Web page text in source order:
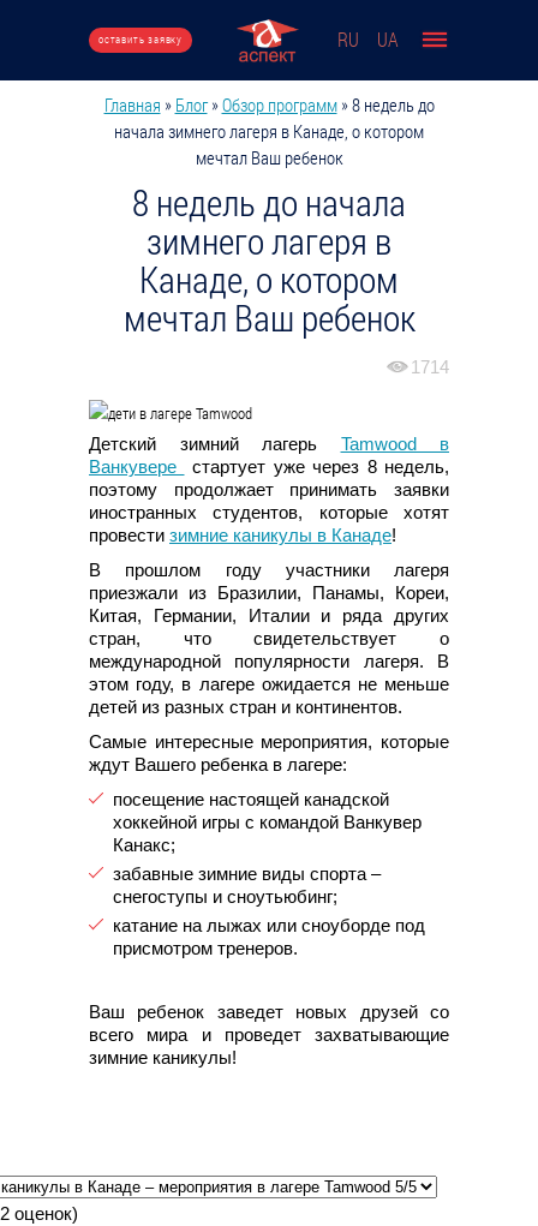
оставить заявку RU UA
Вы здесь
Главная » Блог »Обзор программ »8 недель до
начала зимнего лагеря в Канаде, о котором
мечтал Ваш ребенок
8 недель до начала
зимнего лагеря в
Канаде, о котором
мечтал Ваш ребенок
1714
Детский зимний лагерь Tamwood в
Ванкувере
стартует уже через 8 недель,
поэтому продолжает принимать заявки
иностранных студентов, которые хотят
провести зимние каникулы в Канаде!
В прошлом году участники лагеря
приезжали из Бразилии, Панамы, Кореи,
Китая, Германии, Италии и ряда других
стран, что свидетельствует о
международной популярности лагеря. В
этом году, в лагере ожидается не меньше
детей из разных стран и континентов.
Самые интересные мероприятия, которые
ждут Вашего ребенка в лагере:
посещение настоящей канадской
хоккейной игры с командой Ванкувер
Канакс;
забавные зимние виды спорта –
снегоступы и сноутьюбинг;
катание на лыжах или сноуборде под
присмотром тренеров.
Ваш ребенок заведет новых друзей со
всего мира и проведет захватывающие
зимние каникулы!
2 оценок)